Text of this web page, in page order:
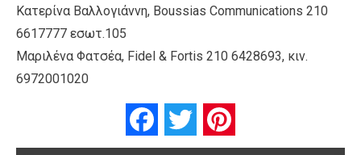
Κατερίνα Βαλλογιάννη, Boussias Communications 210
6617777 εσωτ.105
Μαριλένα Φατσέα, Fidel & Fortis 210 6428693, κιν.
6972001020
FacebookTwitter